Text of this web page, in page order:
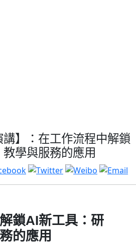
講】：在工作流程中解鎖
學與服務的應用
鎖AI新工具：研
的應用